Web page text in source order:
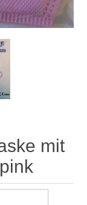
mit